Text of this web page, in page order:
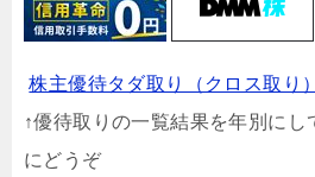
株主優待タダ取り（クロス取り
↑優待取りの一覧結果を年別に
にどうぞ